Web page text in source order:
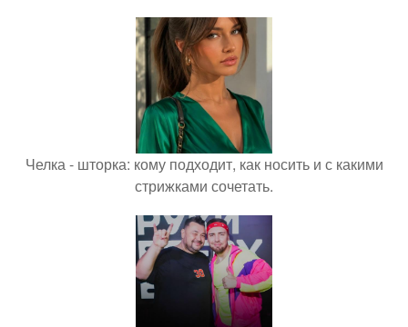
Челка - шторка: кому подходит, как носить и с какими
стрижками сочетать.